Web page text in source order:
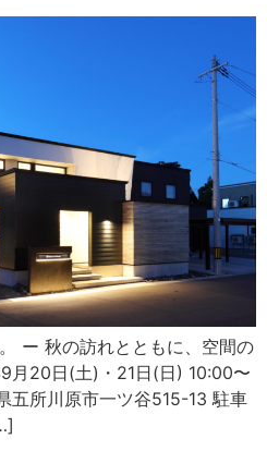
ー 秋の訪れとともに、空間の
月20日(土)・21日(日) 10:00〜
五所川原市一ツ谷515-13 駐車